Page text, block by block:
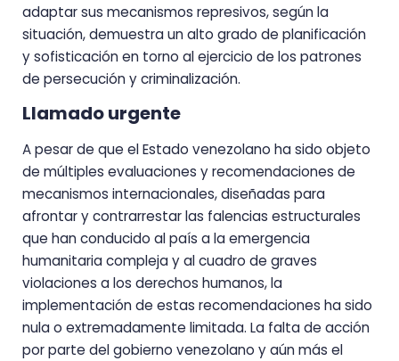
adaptar sus mecanismos represivos, según la
situación, demuestra un alto grado de planificación
y sofisticación en torno al ejercicio de los patrones
de persecución y criminalización.
Llamado urgente
A pesar de que el Estado venezolano ha sido objeto
de múltiples evaluaciones y recomendaciones de
mecanismos internacionales, diseñadas para
afrontar y contrarrestar las falencias estructurales
que han conducido al país a la emergencia
humanitaria compleja y al cuadro de graves
violaciones a los derechos humanos, la
implementación de estas recomendaciones ha sido
nula o extremadamente limitada. La falta de acción
por parte del gobierno venezolano y aún más el